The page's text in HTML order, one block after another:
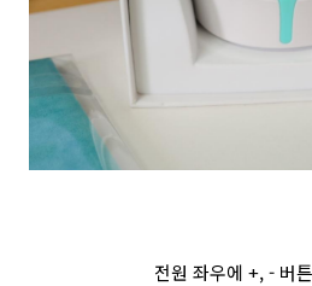
전원 좌우에 +, - 버